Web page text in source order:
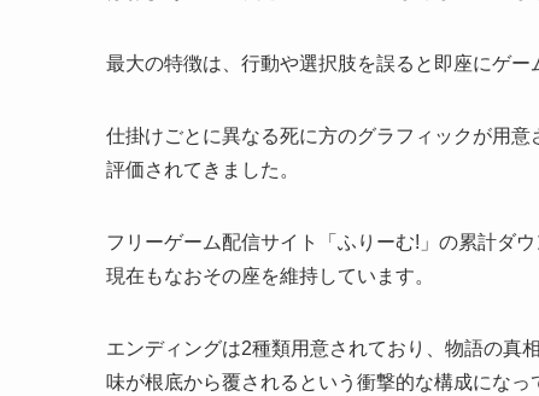
最大の特徴は、行動や選択肢を誤ると即座にゲー
仕掛けごとに異なる死に方のグラフィックが用
評価されてきました。
フリーゲーム配信サイト「ふりーむ!」の累計ダ
現在もなおその座を維持しています。
エンディングは2種類用意されており、物語の真
味が根底から覆されるという衝撃的な構成になっ